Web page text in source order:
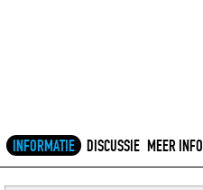
INFORMATIE DISCUSSIE MEER INFO